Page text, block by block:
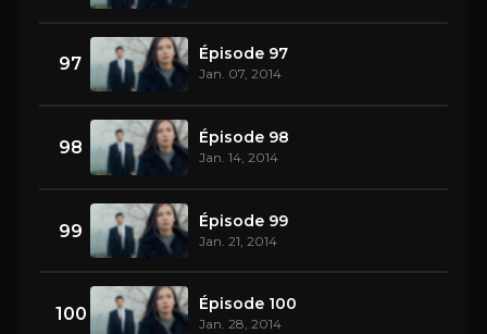
97 Épisode 97
Jan. 07, 2014
98 Épisode 98
Jan. 14, 2014
99 Épisode 99
Jan. 21, 2014
100 Épisode 100
Jan. 28, 2014